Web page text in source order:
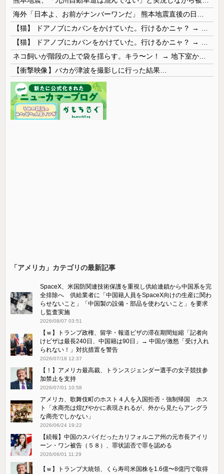
【衝撃映像】バカが津波を撮影しに行った結果…
「アメリカ」カテゴリの最新記事
SpaceX、米国防関連技術保護を重視し供給連鎖から中国系を完
全排除へ 供給業者に「中国籍人員をSpaceX向けの生産に関わ
らせないこと」「中国製の設備・部品を使わないこと」を要求
し監査実施
2026/08/07 03:51
【ｗ】トランプ政権、留学・報道ビザの滞在期間短縮「記者向
けビザは最長240日、中国籍は90日」→ 中国が激怒「受け​入れ
られない！」対抗措置を警告
2026/07/18 12:37
【！】アメリカ最高裁、トランスジェンダー選手の女子競技参
加禁止を支持
2026/07/01 10:58
アメリカ、歌舞伎町のホスト４人を入国拒否・強制帰国 ホス
ト「水商売は煌びやかに表現されるが、外から見たらアングラ
な商売でしかない」
2026/06/24 19:22
【続報】中国のスパイだったカリフォルニア州の元市長アイリ
ーン・ワン被告（５８）、罪状認否で罪を認める
2026/06/01 11:29
【ｗ】トランプ大統領、くら寿司米国株を1.6億〜8億円で取得